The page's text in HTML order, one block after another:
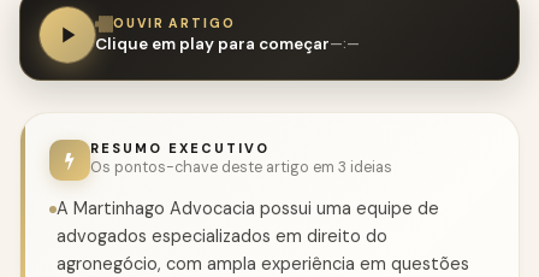
OUVIR ARTIGO
Clique em play para começar—:—
RESUMO EXECUTIVO
Os pontos-chave deste artigo em 3 ideias
A Martinhago Advocacia possui uma equipe de
advogados especializados em direito do
agronegócio, com ampla experiência em questões